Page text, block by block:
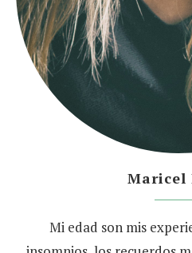
Maricel
Mi edad son mis